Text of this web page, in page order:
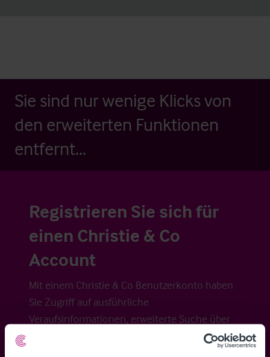
Sie sind nur wenige Klicks von
den erweiterten Funktionen
entfernt...
Registrieren Sie sich für
einen Christie & Co
Account
Mit einem Christie & Co Benutzerkonto haben
Sie Zugriff auf ausführliche
Veraufsinformationen, erweiterte Suche über